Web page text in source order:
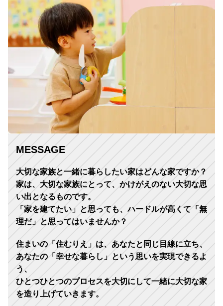
MESSAGE
大切な家族と一緒に暮らしたい家はどんな家ですか？
家は、大切な家族にとって、かけがえのない大切な思
い出となるものです。
「家を建てたい」と思っても、ハードルが高くて「無
理だ」と思ってはいませんか？
住まいの「住むりえ」は、あなたと同じ目線に立ち、
あなたの「幸せな暮らし」という思いを実現できるよ
う、
ひとつひとつのプロセスを大切にして一緒に大切な家
を造り上げていきます。